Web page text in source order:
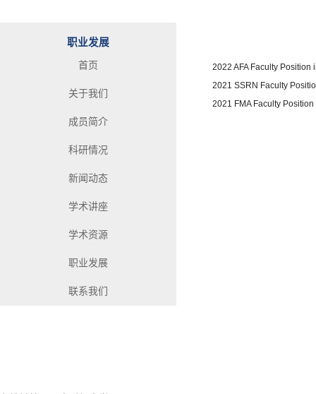
职业发展
首页
关于我们
成员简介
科研情况
新闻动态
学术讲座
学术资源
职业发展
联系我们
2022 AFA Faculty
2021 SSRN Faculty
2021 FMA Faculty